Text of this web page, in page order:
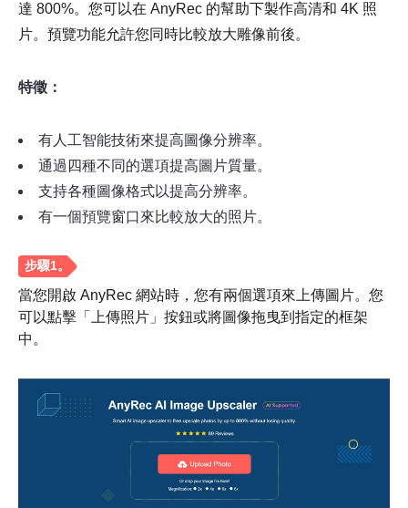
達 800%。您可以在 AnyRec 的幫助下製作高清和 4K 照
片。預覽功能允許您同時比較放大雕像前後。
特徵：
有人工智能技術來提高圖像分辨率。
通過四種不同的選項提高圖片質量。
支持各種圖像格式以提高分辨率。
有一個預覽窗口來比較放大的照片。
當您開啟 AnyRec 網站時，您有兩個選項來上傳圖片。您
可以點擊「上傳照片」按鈕或將圖像拖曳到指定的框架
中。